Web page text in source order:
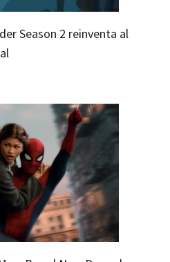
Season 2 reinventa al